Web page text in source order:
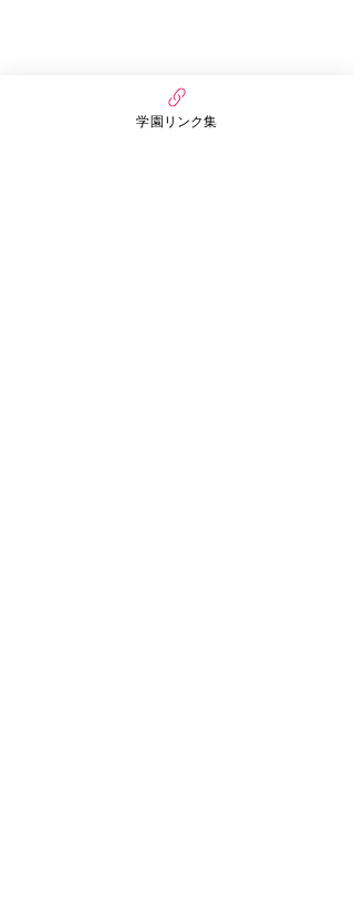
万代幼稚園・保育園学園リンク集